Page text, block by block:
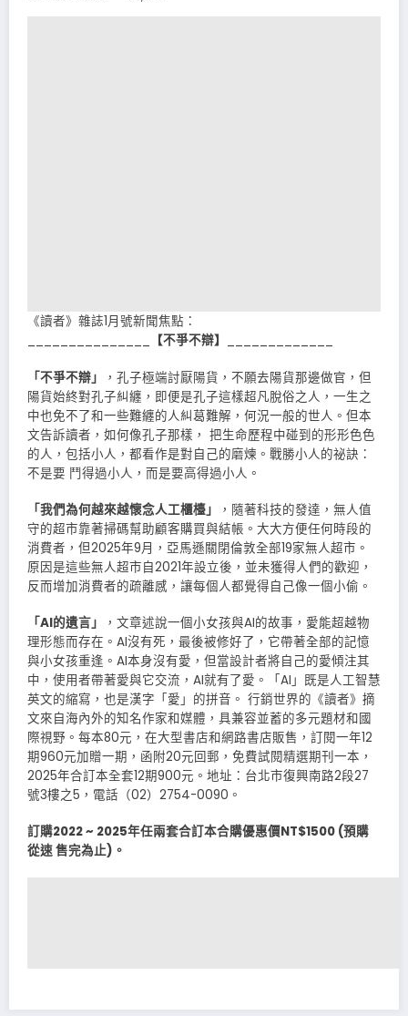
《讀者》雜誌1月號新聞焦點：
【不爭不辯】
「不爭不辯」
，孔子極端討厭陽貨，不願去陽貨那邊做官，但
陽貨始終對孔子糾纏，即便是孔子這樣超凡脫俗之人，一生之
中也免不了和一些難纏的人糾葛難解，何況一般的世人。但本
文告訴讀者，如何像孔子那樣， 把生命歷程中碰到的形形色色
的人，包括小人，都看作是對自己的磨煉。戰勝小人的祕訣：
不是要 鬥得過小人，而是要高得過小人。
「我們為何越來越懷念人工櫃檯」
，隨著科技的發達，無人值
守的超市靠著掃碼幫助顧客購買與結帳。大大方便任何時段的
消費者，但2025年9月，亞馬遜關閉倫敦全部19家無人超市。
原因是這些無人超市自2021年設立後，並未獲得人們的歡迎，
反而增加消費者的疏離感，讓每個人都覺得自己像一個小偷。
「AI的遺言」
，文章述說一個小女孩與AI的故事，愛能超越物
理形態而存在。AI沒有死，最後被修好了，它帶著全部的記憶
與小女孩重逢。AI本身沒有愛，但當設計者將自己的愛傾注其
中，使用者帶著愛與它交流，AI就有了愛。「AI」既是人工智慧
英文的縮寫，也是漢字「愛」的拼音。 行銷世界的《讀者》摘
文來自海內外的知名作家和媒體，具兼容並蓄的多元題材和國
際視野。每本80元，在大型書店和網路書店販售，訂閱一年12
期960元加贈一期，函附20元回郵，免費試閱精選期刊一本，
2025年合訂本全套12期900元。地址：台北市復興南路2段27
號3樓之5，電話（02）2754-0090。
訂購2022 ~ 2025年任兩套合訂本合購優惠價NT$1500 (預購
從速售完為止) 。